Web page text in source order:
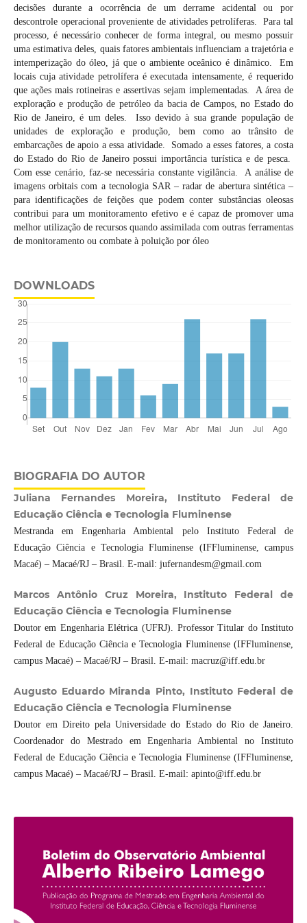
decisões durante a ocorrência de um derrame acidental ou por
descontrole operacional proveniente de atividades petrolíferas. Para tal
processo, é necessário conhecer de forma integral, ou mesmo possuir
uma estimativa deles, quais fatores ambientais influenciam a trajetória e
intemperização do óleo, já que o ambiente oceânico é dinâmico. Em
locais cuja atividade petrolífera é executada intensamente, é requerido
que ações mais rotineiras e assertivas sejam implementadas. A área de
exploração e produção de petróleo da bacia de Campos, no Estado do
Rio de Janeiro, é um deles. Isso devido à sua grande população de
unidades de exploração e produção, bem como ao trânsito de
embarcações de apoio a essa atividade. Somado a esses fatores, a costa
do Estado do Rio de Janeiro possui importância turística e de pesca.
Com esse cenário, faz-se necessária constante vigilância. A análise de
imagens orbitais com a tecnologia SAR – radar de abertura sintética –
para identificações de feições que podem conter substâncias oleosas
contribui para um monitoramento efetivo e é capaz de promover uma
melhor utilização de recursos quando assimilada com outras ferramentas
de monitoramento ou combate à poluição por óleo
DOWNLOADS
BIOGRAFIA DO AUTOR
Juliana Fernandes Moreira, Instituto Federal de
Educação Ciência e Tecnologia Fluminense
Mestranda em Engenharia Ambiental pelo Instituto Federal de
Educação Ciência e Tecnologia Fluminense (IFFluminense, campus
Macaé) – Macaé/RJ – Brasil. E-mail: jufernandesm@gmail.com
Marcos Antônio Cruz Moreira, Instituto Federal de
Educação Ciência e Tecnologia Fluminense
Doutor em Engenharia Elétrica (UFRJ). Professor Titular do Instituto
Federal de Educação Ciência e Tecnologia Fluminense (IFFluminense,
campus Macaé) – Macaé/RJ – Brasil. E-mail: macruz@iff.edu.br
Augusto Eduardo Miranda Pinto, Instituto Federal de
Educação Ciência e Tecnologia Fluminense
Doutor em Direito pela Universidade do Estado do Rio de Janeiro.
Coordenador do Mestrado em Engenharia Ambiental no Instituto
Federal de Educação Ciência e Tecnologia Fluminense (IFFluminense,
campus Macaé) – Macaé/RJ – Brasil. E-mail: apinto@iff.edu.br